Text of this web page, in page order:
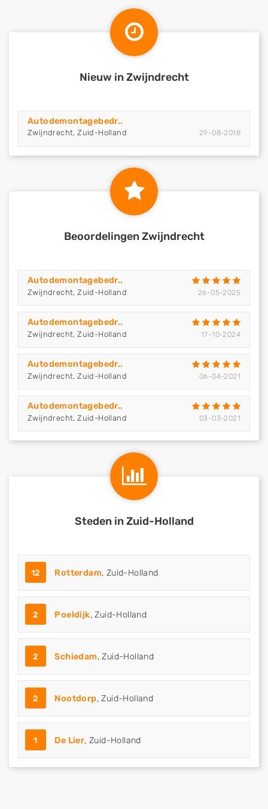
Nieuw in Zwijndrecht
Autodemontagebedr..
Zwijndrecht, Zuid-Holland 29-08-2018
Beoordelingen Zwijndrecht
Autodemontagebedr..
Zwijndrecht, Zuid-Holland 26-05-2025
Autodemontagebedr..
Zwijndrecht, Zuid-Holland 17-10-2024
Autodemontagebedr..
Zwijndrecht, Zuid-Holland 06-04-2021
Autodemontagebedr..
Zwijndrecht, Zuid-Holland 03-03-2021
Steden in Zuid-Holland
12 Rotterdam, Zuid-Holland
2 Poeldijk, Zuid-Holland
2 Schiedam, Zuid-Holland
2 Nootdorp, Zuid-Holland
1 De Lier, Zuid-Holland